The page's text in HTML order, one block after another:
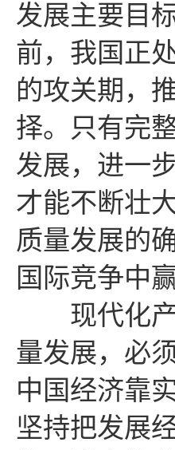
发展主要目
前，我国正
的攻关期，
择。只有完
发展，进一
才能不断壮
质量发展的
国际竞争中
现代化产
量发展，必
中国经济靠
坚持把发展